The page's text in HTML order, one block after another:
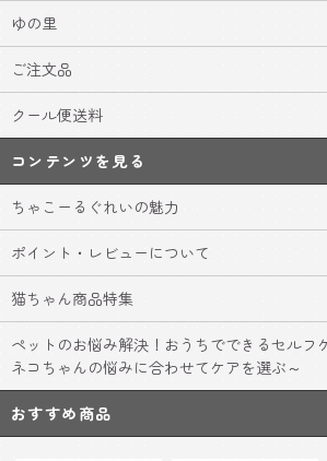
ゆの里
ご注文品
クール便送料
コンテンツを見る
ちゃこーるぐれいの魅力
ポイント・レビューについて
猫ちゃん商品特集
ペットのお悩み解決！おうちでできるセル
ネコちゃんの悩みに合わせてケアを選ぶ～
おすすめ商品